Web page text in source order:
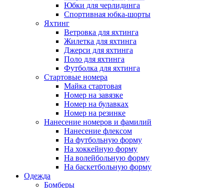
Юбки для черлидинга
Спортивная юбка-шорты
Яхтинг
Ветровка для яхтинга
Жилетка для яхтинга
Джерси для яхтинга
Поло для яхтинга
Футболка для яхтинга
Стартовые номера
Майка стартовая
Номер на завязке
Номер на булавках
Номер на резинке
Нанесение номеров и фамилий
Нанесение флексом
На футбольную форму
На хоккейную форму
На волейбольную форму
На баскетбольную форму
Одежда
Бомберы